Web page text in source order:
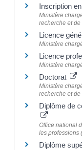
Inscription
Ministère
recherche et
Licence
Ministère
Licence
Ministère
Doctorat
Ministère
recherche et
Diplôme de
Office national
les professions
Diplôme